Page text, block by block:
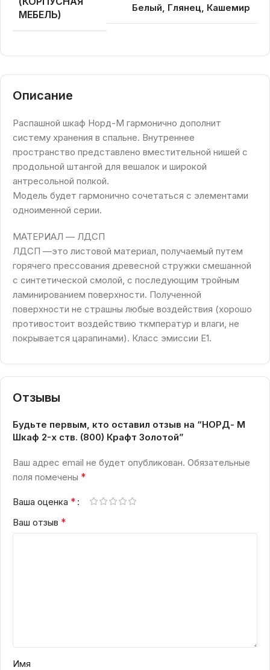
Описание
Распашной шкаф Норд-М гармонично дополнит
систему хранения в спальне. Внутреннее
пространство представлено вместительной нишей с
продольной штангой для вешалок и широкой
антресольной полкой.
Модель будет гармонично сочетаться с элементами
одноименной серии.
МАТЕРИАЛ — ЛДСП
ЛДСП —это листовой материал, получаемый путем
горячего прессования древесной стружки смешанной
с синтетической смолой, с последующим тройным
ламинированием поверхности. Полученной
поверхности не страшны любые воздействия (хорошо
противостоит воздействию ткмператур и влаги, не
покрывается царапинами). Класс эмиссии Е1.
МЕБЕЛЬ)
Белый, Глянец, Кашемир
Отзывы
Будьте первым, кто оставил отзыв на “НОРД- М
Шкаф 2-х ств. (800) Крафт Золотой”
Ваш адрес email не будет опубликован. Обязательные
поля помечены *
Ваша оценка *
Ваш отзыв *
Имя